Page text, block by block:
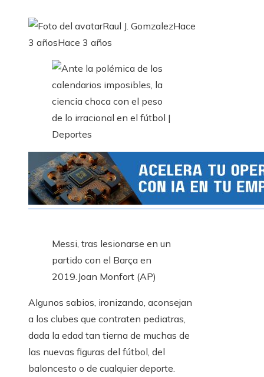
Raul J. GomzalezHace
3 añosHace 3 años
Messi, tras lesionarse en un
partido con el Barça en
2019. Joan Monfort (AP)
Algunos sabios, ironizando, aconsejan
a los clubes que contraten pediatras,
dada la edad tan tierna de muchas de
las nuevas figuras del fútbol, del
baloncesto o de cualquier deporte.